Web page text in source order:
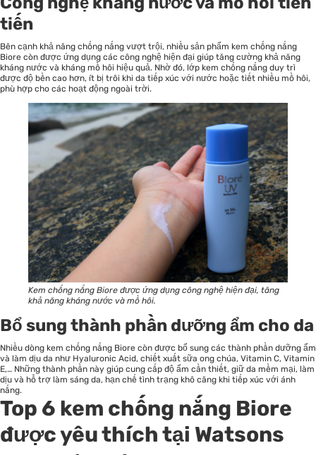
tiến
Bên cạnh khả năng chống nắng vượt trội, nhiều sản phẩm kem chống nắng
Biore còn được ứng dụng các công nghệ hiện đại giúp tăng cường khả năng
kháng nước và kháng mồ hôi hiệu quả. Nhờ đó, lớp kem chống nắng duy trì
được độ bền cao hơn, ít bị trôi khi da tiếp xúc với nước hoặc tiết nhiều mồ hôi,
phù hợp cho các hoạt động ngoài trời.
Kem chống nắng Biore được ứng dụng công nghệ hiện đại, tăng
khả năng kháng nước và mồ hôi.
Bổ sung thành phần dưỡng ẩm cho da
Nhiều dòng kem chống nắng Biore còn được bổ sung các thành phần dưỡng ẩm
và làm dịu da như Hyaluronic Acid, chiết xuất sữa ong chúa, Vitamin C, Vitamin
E,… Những thành phần này giúp cung cấp độ ẩm cần thiết, giữ da mềm mại, làm
dịu và hỗ trợ làm sáng da, hạn chế tình trạng khô căng khi tiếp xúc với ánh
nắng.
Top 6 kem chống nắng Biore
được yêu thích tại Watsons